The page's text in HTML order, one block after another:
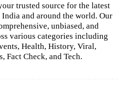
trusted source for the latest
and around the world. Our
unbiased, and
various categories including
Health, History, Viral,
Fact Check, and Tech.